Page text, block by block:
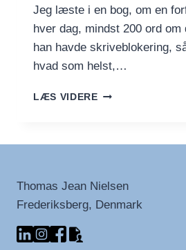
Jeg læste i en bog, om en
hver dag, mindst 200 ord om
han havde skriveblokering,
hvad som helst,…
LÆS VIDERESKRIV
Thomas Jean Nielsen
Frederiksberg, Denmark